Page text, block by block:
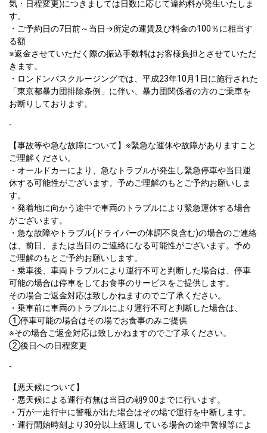
気・日程変更)につきましては日数に応じて違約料が発生いたしま
す。
・ご予約日の7日前～当日→所定の運賃及び料金の100％に相当す
る額
※返金させていただく際の振込手数料はお客様負担とさせていただ
きます。
・ロンドンバスクルージングでは、平成23年10月1日に施行された
「東京都暴力団排除条例」に伴い、暴力団関係者の方のご乗車を
お断りしております。
-
【事故等や急な故障について】※緊急な運休や故障がありますこと
ご理解ください。
・オールドカーにより、急なトラブルが発生し緊急停車や当日運
休する可能性がございます。予めご理解のもとご予約お願いしま
す。
・発着地に向かう途中で車両のトラブルにより緊急運休する場合
がございます。
・急な故障やトラブル(ドライバーの体調不良含む)の場合のご連絡
は、前日、または当日のご連絡になる可能性がございます。予め
ご理解のもとご予約お願いします。
・乗車後、車両トラブルにより運行不可と判断した場合は、停車
可能の場合は停車をしてお食事のサービスをご提供します。
その場合ご返金対応は致しかねますのでご了承ください。
・乗車前に車両のトラブルにより運行不可と判断した場合は、
①停車可能の場合はその場でお食事のみご提供
※その場合ご返金対応は致しかねますのでご了承ください。
②後日への日程変更
-
【悪天候について】
・悪天候による運行有無は当日の朝9:00までに行います。
・万が一走行中に警報が出た場合はその場で運行を中断します。
・運行開始時刻より30分以上経過している場合の途中警報等によ